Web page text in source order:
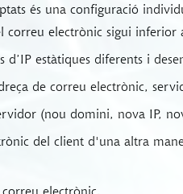
és una configuració
correu electrònic sigui inferior
estàtiques diferents i
de correu electrònic,
(nou domini, nova IP,
del client d'una altra
electrònic.